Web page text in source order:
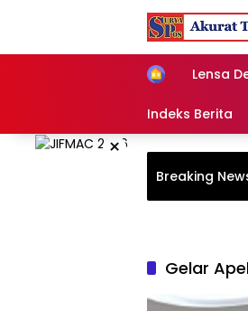
HomeLensa
Indeks Berita
×
Breaking
Gelar